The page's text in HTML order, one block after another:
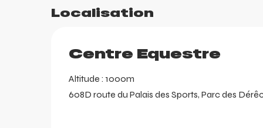
Localisation
Centre Equestre
Altitude : 1000m
608D route du Palais des Sports, Parc des